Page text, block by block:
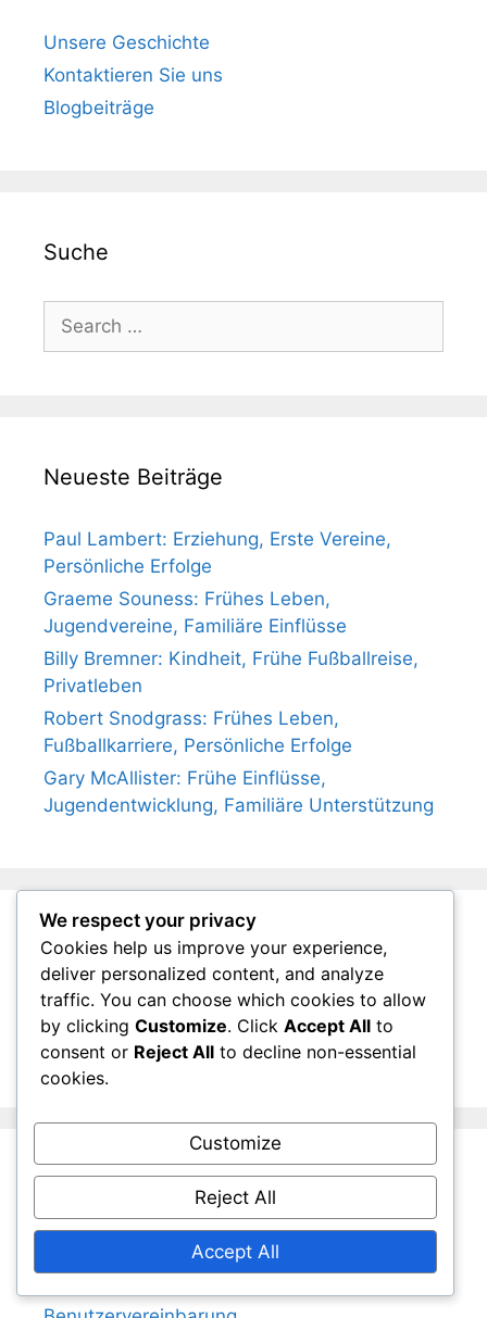
Unsere Geschichte
Kontaktieren Sie uns
Blogbeiträge
Suche
Search
for:
Neueste Beiträge
Paul Lambert: Erziehung, Erste Vereine,
Persönliche Erfolge
Graeme Souness: Frühes Leben,
Jugendvereine, Familiäre Einflüsse
Billy Bremner: Kindheit, Frühe Fußballreise,
Privatleben
Robert Snodgrass: Frühes Leben,
Fußballkarriere, Persönliche Erfolge
Gary McAllister: Frühe Einflüsse,
Jugendentwicklung, Familiäre Unterstützung
Archiv
March 2026
February 2026
Cookie-Einstellungen
We respect your privacy
Cookies help us improve your experience,
deliver personalized content, and analyze
traffic. You can choose which cookies to allow
by clicking Customize. Click Accept All to
consent or Reject All to decline non-essential
cookies.
Customize
Reject All
Accept All